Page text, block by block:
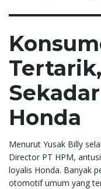
Honda
Menurut Yusak Billy
Director PT HPM,
loyalis Honda. Banyak
otomotif umum yang